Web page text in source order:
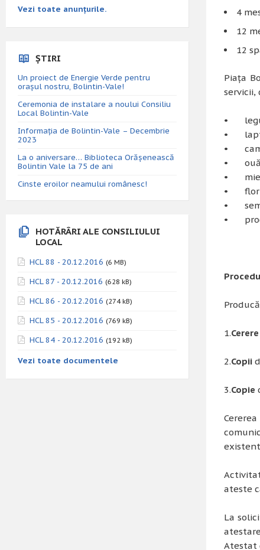
4
12
12
Piața
servicii,
•
•
•
•
•
• flori
•
•
1.Cerere
2.Copii
3.Copie
ateste
La
Atestat
Vezi toate anunțurile.
ȘTIRI
Un proiect de Energie Verde pentru
orașul nostru, Bolintin-Vale!
Ceremonia de instalare a noului Consiliu
Local Bolintin-Vale
Informația de Bolintin-Vale – Decembrie
2023
La o aniversare… Biblioteca Orăşenească
Bolintin Vale la 75 de ani
Cinste eroilor neamului românesc!
HOTĂRÂRI ALE CONSILIULUI
LOCAL
HCL 88 - 20.12.2016 (6 MB)
HCL 87 - 20.12.2016 (628 kB)
HCL 86 - 20.12.2016 (274 kB)
HCL 85 - 20.12.2016 (769 kB)
HCL 84 - 20.12.2016 (192 kB)
Vezi toate documentele